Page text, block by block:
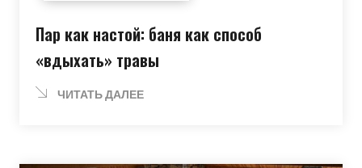
Пар как настой: баня как способ
«вдыхать» травы
ЧИТАТЬ ДАЛЕЕ